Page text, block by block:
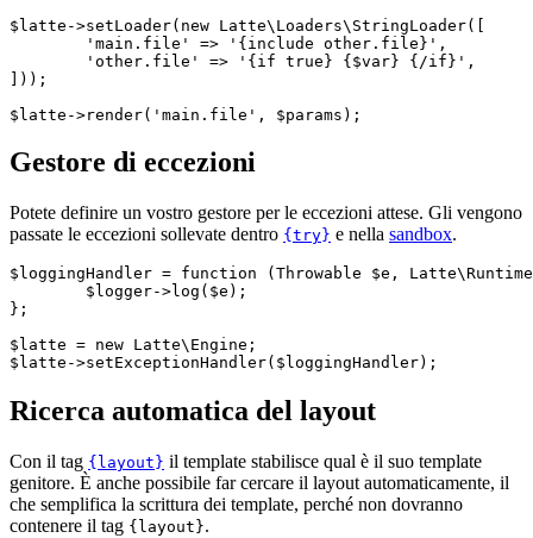
$latte->setLoader(new Latte\Loaders\StringLoader([
]));
Gestore di eccezioni
Potete definire un vostro gestore per le eccezioni attese. Gli vengono
passate le eccezioni sollevate dentro {try} e nella sandbox.
$loggingHandler = function (Throwable $e,
};
$latte = new Latte\Engine;
Ricerca automatica del layout
Con il tag {layout} il template stabilisce qual è il suo template
genitore. È anche possibile far cercare il layout automaticamente, il
che semplifica la scrittura dei template, perché non dovranno
contenere il tag {layout}.